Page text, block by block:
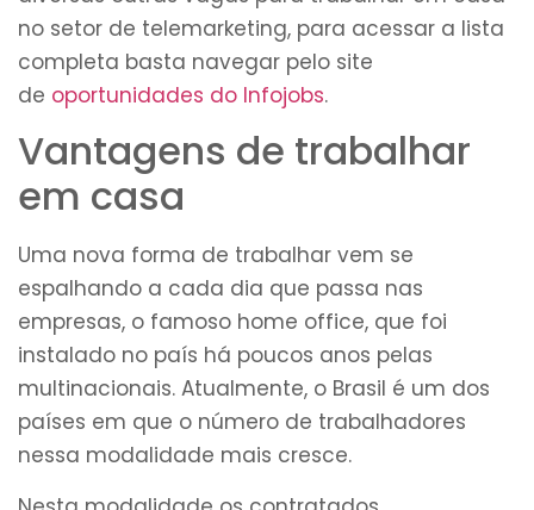
no setor de telemarketing, para acessar a lista
completa basta navegar pelo site
de oportunidades do Infojobs.
Vantagens de trabalhar
em casa
Uma nova forma de trabalhar vem se
espalhando a cada dia que passa nas
empresas, o famoso home office, que foi
instalado no país há poucos anos pelas
multinacionais. Atualmente, o Brasil é um dos
países em que o número de trabalhadores
nessa modalidade mais cresce.